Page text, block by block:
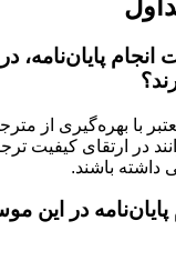
انجام پایان‌نامه،
با بهره‌گیری از
در ارتقای کیفیت
داشته باشند.
پایان‌نامه در این